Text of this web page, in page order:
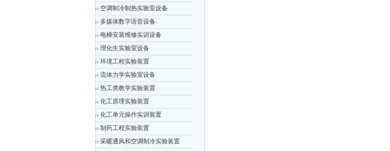
空调制冷制热实验室设备
多媒体数字语音设备
电梯安装维修实训设备
理化生实验室设备
环境工程实验装置
流体力学实验室设备
热工类教学实验装置
化工原理实验装置
化工单元操作实训装置
制药工程实验装置
采暖通风和空调制冷实验装置